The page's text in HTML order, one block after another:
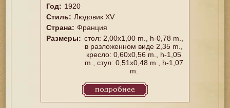
Год: 1920
Стиль: Людовик XV
Страна: Франция
Размеры: стол: 2,00x1,00 m., h-0,78 m.,
в разложенном виде 2,35 m.,
кресло: 0,60x0,56 m., h-1,05
m., стул: 0,51x0,48 m., h-1,07
m.
подробнее